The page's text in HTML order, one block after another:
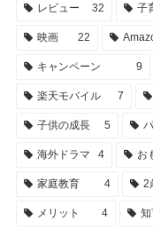
レビュー 32 子
映画 22
キャンペーン 9
楽天モバイル 7
子供の成長 5
海外ドラマ 4 お
家庭教育 4 2
メリット 4